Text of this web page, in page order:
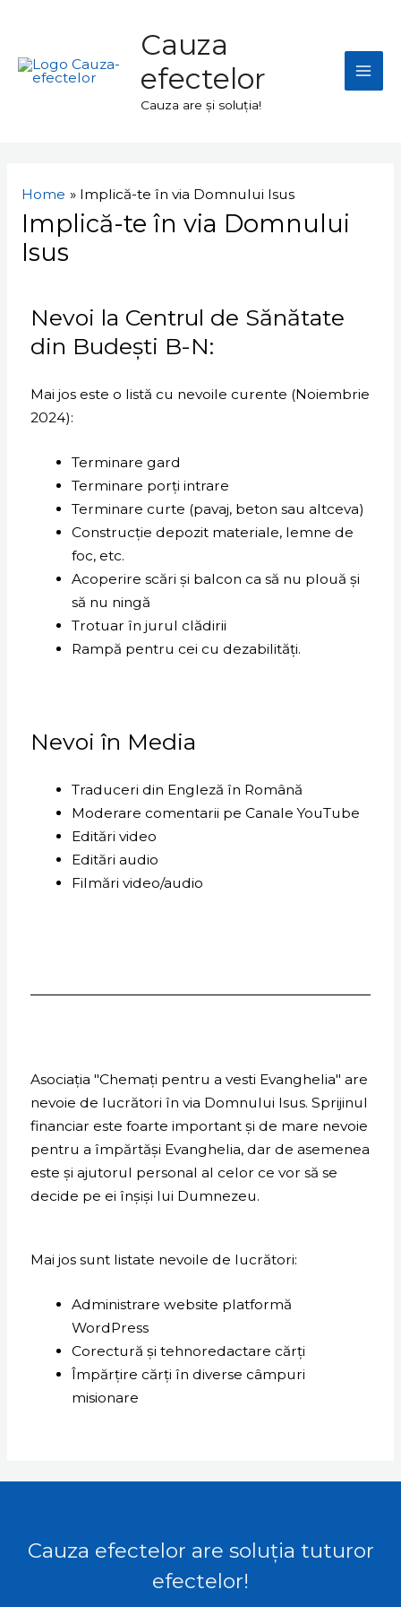
content
Cauza
efectelor
Cauza are și soluția!
Home Implică-te în via Domnului Isus
Implică-te în via Domnului
Isus
Nevoi la Centrul de Sănătate
din Budești B-N:
Mai jos este o listă cu nevoile curente (Noiembrie
2024):
Terminare gard
Terminare porți intrare
Terminare curte (pavaj, beton sau altceva)
Construcție depozit materiale, lemne de
foc, etc.
Acoperire scări și balcon ca să nu plouă și
să nu ningă
Trotuar în jurul clădirii
Rampă pentru cei cu dezabilități.
Nevoi în Media
Traduceri din Engleză în Română
Moderare comentarii pe Canale YouTube
Editări video
Editări audio
Filmări video/audio
Asociația "Chemați pentru a vesti Evanghelia" are
nevoie de lucrători în via Domnului Isus. Sprijinul
financiar este foarte important și de mare nevoie
pentru a împărtăși Evanghelia, dar de asemenea
este și ajutorul personal al celor ce vor să se
decide pe ei înșiși lui Dumnezeu.
Mai jos sunt listate nevoile de lucrători:
Administrare website platformă
WordPress
Corectură și tehnoredactare cărți
Împărțire cărți în diverse câmpuri
misionare
Cauza efectelor are soluția tuturor
efectelor!